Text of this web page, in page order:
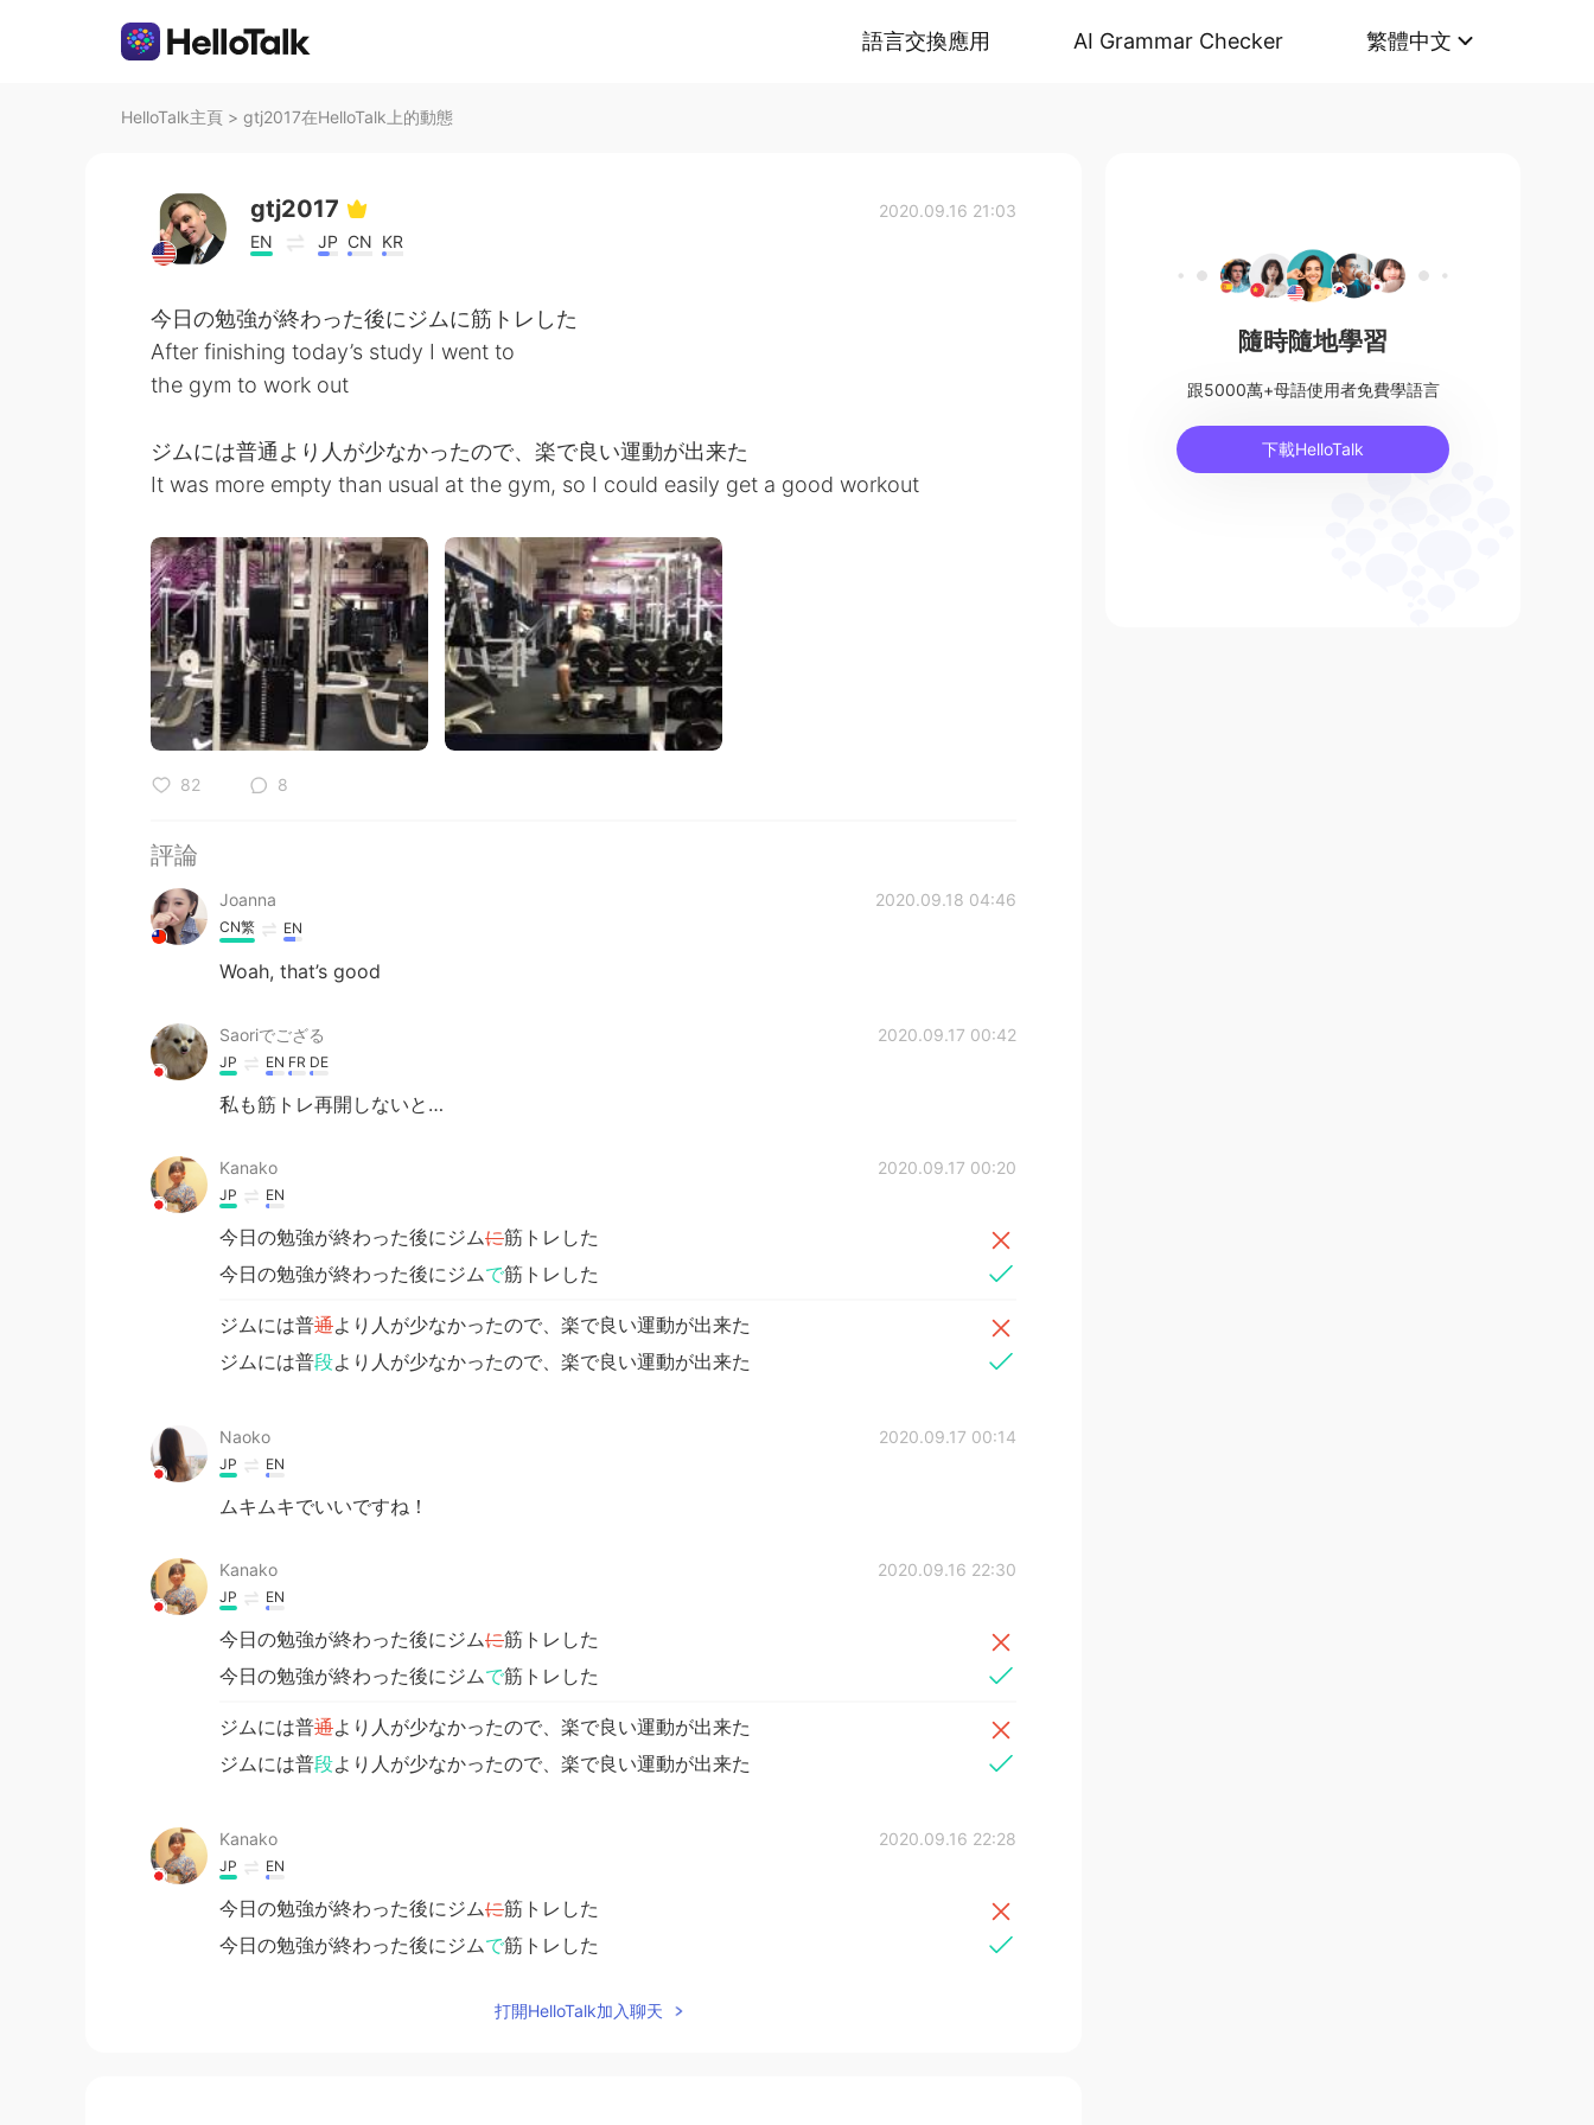
語言交換應用 AI Grammar Checker 繁體中文
HelloTalk主頁 > gtj2017在HelloTalk上的動態
gtj2017
EN JP CN KR
2020.09.16 21:03
今日の勉強が終わった後にジムに筋トレした
After finishing today’s study I went to
the gym to work out
ジムには普通より人が少なかったので、楽で良い運動が出来た
It was more empty than usual at the gym, so I could easily get a good workout
82 8
評論
Joanna 2020.09.18 04:46
CN繁 EN
Woah, that’s good
Saoriでござる 2020.09.17 00:42
JP EN FR DE
私も筋トレ再開しないと…
Kanako 2020.09.17 00:20
JP EN
今日の勉強が終わった後にジムに筋トレした
今日の勉強が終わった後にジムで筋トレした
ジムには普通より人が少なかったので、楽で良い運動が出来た
ジムには普段より人が少なかったので、楽で良い運動が出来た
Naoko 2020.09.17 00:14
JP EN
ムキムキでいいですね！
Kanako 2020.09.16 22:30
JP EN
今日の勉強が終わった後にジムに筋トレした
今日の勉強が終わった後にジムで筋トレした
ジムには普通より人が少なかったので、楽で良い運動が出来た
ジムには普段より人が少なかったので、楽で良い運動が出来た
Kanako 2020.09.16 22:28
JP EN
今日の勉強が終わった後にジムに筋トレした
今日の勉強が終わった後にジムで筋トレした
打開HelloTalk加入聊天
隨時隨地學習
跟5000萬+母語使用者免費學語言
下載HelloTalk